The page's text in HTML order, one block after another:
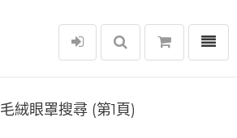
選單
毛絨眼罩搜尋 (第1頁)